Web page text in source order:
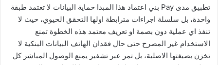
تطبيق مدى Pay بني اعتماد هذا المبدا حماية البيانات لا تعتمد طبقة
واحدة، بل سلسلة اجراءات مترابطة اولها التحقق الحيوي، حيث لا
تنفذ اي عملية دون بصمة او تعريف معتمد هذه الخطوة تمنع
الاستخدام غير المصرح حتى حال فقدان الهاتف البيانات البنكية لا
تخزن بصيغتها الاصلية، بل تمر عبر تشفير يمنع الوصول المباشر كل